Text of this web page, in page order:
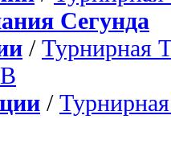
Сегунда
/ Турнирная
/